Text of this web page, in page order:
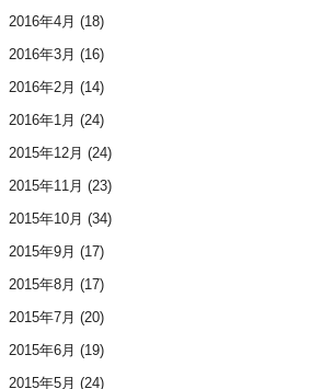
2016年4月 (18)
2016年3月 (16)
2016年2月 (14)
2016年1月 (24)
2015年12月 (24)
2015年11月 (23)
2015年10月 (34)
2015年9月 (17)
2015年8月 (17)
2015年7月 (20)
2015年6月 (19)
2015年5月 (24)